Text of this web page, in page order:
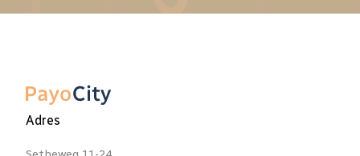
Adres